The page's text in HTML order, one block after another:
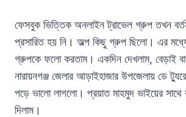
ফেসবুক ভিত্তিক অনলাইন ট্রাভেল গ্রুপ তখন
প্রসারিত হয় নি। অল্প কিছু গ্রুপ ছিলো। এর মধ্যে
গ্রুপকে ফলো করতাম। একদিন দেখলাম, বেড়াই
নারায়নগঞ্জ জেলার আড়াইহাজার উপজেলায় ডে
পড়ে ভালো লাগলো। প্রয়াত মাহমুদ ভাইয়ের সাথে
দিলাম।